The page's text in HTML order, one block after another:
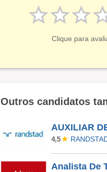
Clique para
Outros candidatos
4,5
Analista De